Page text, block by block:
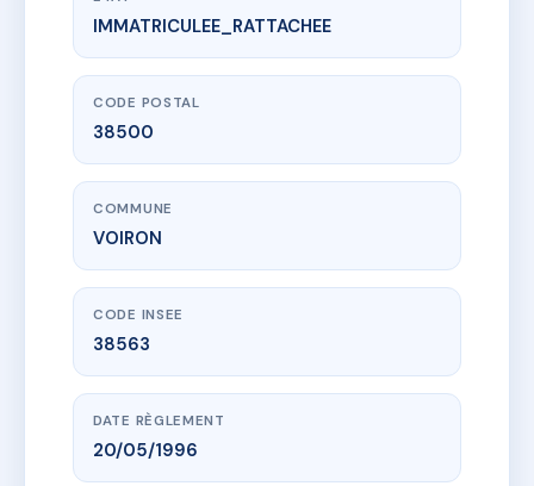
www.vme.plus/AC6728083
2 GEORGES FRIER
2 av georges frier
IMMATRICULEE_RATTACHEE
CODE POSTAL
38500
COMMUNE
VOIRON
CODE INSEE
38563
DATE RÈGLEMENT
20/05/1996